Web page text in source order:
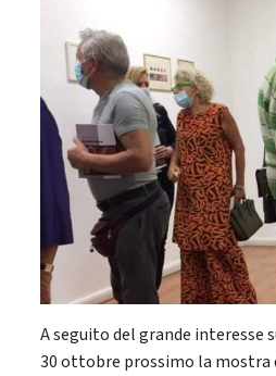
A seguito del grande
30 ottobre prossimo la mostra